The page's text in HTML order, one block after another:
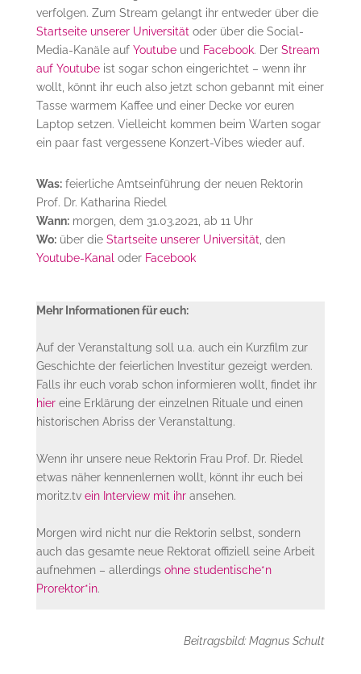
verfolgen. Zum Stream gelangt ihr entweder über die
Startseite unserer Universität oder über die Social-
Media-Kanäle auf Youtubeund Facebook. Der Stream
auf Youtubeist sogar schon eingerichtet – wenn ihr
wollt, könnt ihr euch also jetzt schon gebannt mit einer
Tasse warmem Kaffee und einer Decke vor euren
Laptop setzen. Vielleicht kommen beim Warten sogar
ein paar fast vergessene Konzert-Vibes wieder auf.
Was:feierliche Amtseinführung der neuen Rektorin
Prof. Dr. Katharina Riedel
Wann:morgen, dem 31.03.2021, ab 11 Uhr
Wo:über die Startseite unserer Universität , den
Youtube-Kanal oder Facebook
Mehr Informationen für euch:
Auf der Veranstaltung soll u.a. auch ein Kurzfilm zur
Geschichte der feierlichen Investitur gezeigt werden.
Falls ihr euch vorab schon informieren wollt, findet ihr
hiereine Erklärung der einzelnen Rituale und einen
historischen Abriss der Veranstaltung.
Wenn ihr unsere neue Rektorin Frau Prof. Dr. Riedel
etwas näher kennenlernen wollt, könnt ihr euch bei
moritz.tv ein Interview mit ihransehen.
Morgen wird nicht nur die Rektorin selbst, sondern
auch das gesamte neue Rektorat offiziell seine Arbeit
aufnehmen – allerdings ohne studentische*n
Prorektor*in.
Beitragsbild: Magnus Schult